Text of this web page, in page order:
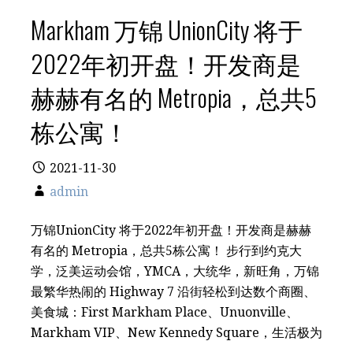
Markham 万锦 UnionCity 将于
2022年初开盘！开发商是
赫赫有名的 Metropia，总共5
栋公寓！
2021-11-30
admin
万锦UnionCity 将于2022年初开盘！开发商是赫赫
有名的 Metropia，总共5栋公寓！ 步行到约克大
学，泛美运动会馆，YMCA，大统华，新旺角，万锦
最繁华热闹的 Highway 7 沿街轻松到达数个商圈、
美食城：First Markham Place、Unuonville、
Markham VIP、New Kennedy Square，生活极为